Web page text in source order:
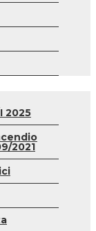
2025
2021